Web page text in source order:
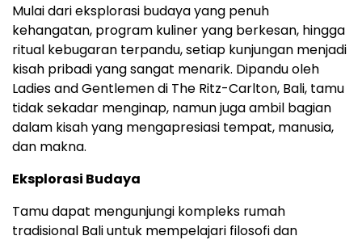
Mulai dari eksplorasi budaya yang penuh
kehangatan, program kuliner yang berkesan, hingga
ritual kebugaran terpandu, setiap kunjungan menjadi
kisah pribadi yang sangat menarik. Dipandu oleh
Ladies and Gentlemen di The Ritz-Carlton, Bali, tamu
tidak sekadar menginap, namun juga ambil bagian
dalam kisah yang mengapresiasi tempat, manusia,
dan makna.
Eksplorasi Budaya
Tamu dapat mengunjungi kompleks rumah
tradisional Bali untuk mempelajari filosofi dan